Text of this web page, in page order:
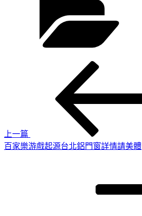
上一篇
百家樂游戲起源台北鋁門窗詳情請美體